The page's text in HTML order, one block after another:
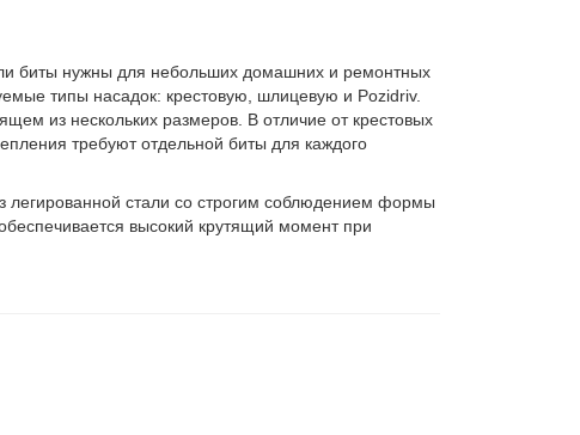
биты нужны для небольших домашних и ремонтных
типы насадок: крестовую, шлицевую и Pozidriv.
из нескольких размеров. В отличие от крестовых
требуют отдельной биты для каждого
легированной стали со строгим соблюдением формы
высокий крутящий момент при